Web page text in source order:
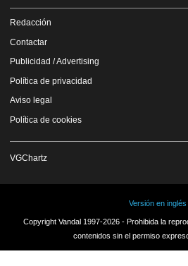
Redacción
Contactar
Publicidad / Advertising
Política de privacidad
Aviso legal
Política de cookies
VGChartz
Versión en inglés
Copyright Vandal 1997-2026 - Prohibida la
contenidos sin el permiso